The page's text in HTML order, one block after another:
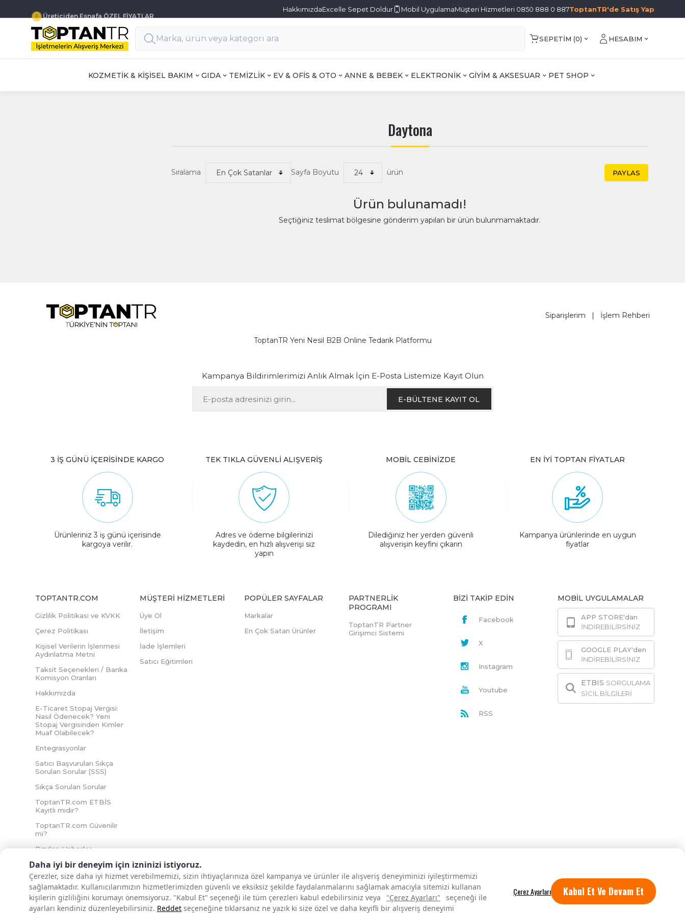
Daha iyi bir deneyim için izninizi istiyoruz.
Çerezler, size daha iyi hizmet verebilmemizi, sizin ihtiyaçlarınıza özel kampanya ve ürünler ile alışveriş deneyiminizi iyileştirmemizi
sağlamaktadır. Kullanıcılarımızın hizmetlerimizden güvenli ve eksiksiz şekilde faydalanmalarını sağlamak amacıyla sitemizi kullanan
kişilerin gizliliğini korumayı önemsiyoruz. "Kabul Et" seçeneği ile tüm çerezleri kabul edebilirsiniz veya
"Çerez Ayarları"
seçeneği ile
ayarları kendiniz düzenleyebilirsiniz. Reddet seçeneğine tıklarsanız ne yazık ki size özel ve daha keyifli bir alışveriş deneyimi
Kabul Et Ve Devam Et
HakkımızdaExcelle Sepet Doldur Mobil UygulamaMüşteri Hizmetleri 0850 888 0 887ToptanTR'de Satış Yap
SEPETIM (0) HESABIM
KOZMETİK & KİŞİSEL BAKIM GIDA TEMİZLİK EV & OFİS & OTO ANNE & BEBEK ELEKTRONİK GİYİM & AKSESUAR PET SHOP
Daytona
Sıralama Sayfa Boyutu ürün PAYLAS
Ürün bulunamadı!
Seçtiğiniz teslimat bölgesine gönderim yapılan bir ürün bulunmamaktadır.
Siparişlerim İşlem Rehberi
ToptanTR Yeni Nesil B2B Online Tedarik Platformu
Kampanya Bildirimlerimizi Anlık Almak İçin E-Posta Listemize Kayıt Olun
E-BÜLTENE KAYIT OL
3 İŞ GÜNÜ İÇERİSİNDE KARGO
Ürünleriniz 3 iş günü içerisinde
kargoya verilir.
TEK TIKLA GÜVENLİ ALIŞVERİŞ
Adres ve ödeme bilgilerinizi
kaydedin, en hızlı alışverişi siz
yapın
MOBİL CEBİNİZDE
Dilediğiniz her yerden güvenli
alışverişin keyfini çıkarın
EN İYİ TOPTAN FİYATLAR
Kampanya ürünlerinde en uygun
fiyatlar
TOPTANTR.COM
Gizlilik Politikası ve KVKK
Çerez Politikası
Kişisel Verilerin İşlenmesi
Aydınlatma Metni
Taksit Seçenekleri / Banka
Komisyon Oranları
Hakkımızda
E-Ticaret Stopaj Vergisi:
Nasıl Ödenecek? Yeni
Stopaj Vergisinden Kimler
Muaf Olabilecek?
Entegrasyonlar
Satıcı Başvuruları Sıkça
Sorulan Sorular (SSS)
Sıkça Sorulan Sorular
ToptanTR.com ETBİS
Kayıtlı mıdır?
ToptanTR.com Güvenilir
mi?
Bizden Haberler
MÜŞTERI HIZMETLERI
Üye Ol
İletişim
İade İşlemleri
Satıcı Eğitimleri
POPÜLER SAYFALAR
Markalar
En Çok Satan Ürünler
PARTNERLIK
PROGRAMI
ToptanTR Partner
Girişimci Sistemi
BİZİ TAKİP EDİN
Facebook
X
Instagram
Youtube
RSS
MOBİL UYGULAMALAR
APP STORE'dan
İNDİREBİLİRSİNİZ
GOOGLE PLAY'den
İNDİREBİLİRSİNİZ
ETBIS SORGULAMA
SİCİL BİLGİLERİ
İNTERNETTE GÜVENLİ ALIŞVERİŞ
Tüm hakları saklıdır.